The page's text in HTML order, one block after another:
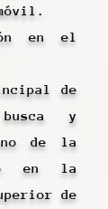
en el
de
y
de la
en la
de